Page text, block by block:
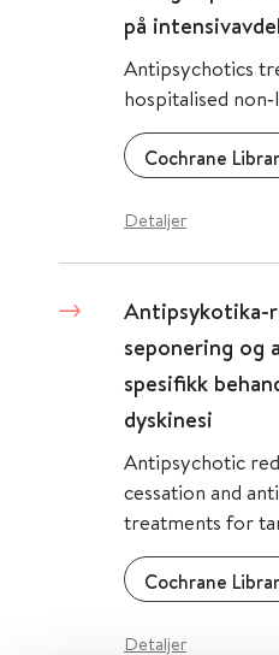
på
Antipsychotics
hospitalised
Cochrane
Detaljer
Antipsykotika-
seponering og
spesifikk
dyskinesi
Antipsychotic
cessation and
treatments for
Cochrane
Detaljer